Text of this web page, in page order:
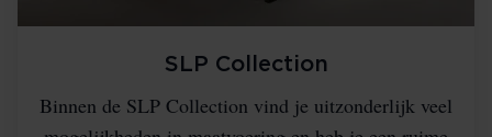
SLP Collection
Binnen de SLP Collection vind je uitzonderlijk veel